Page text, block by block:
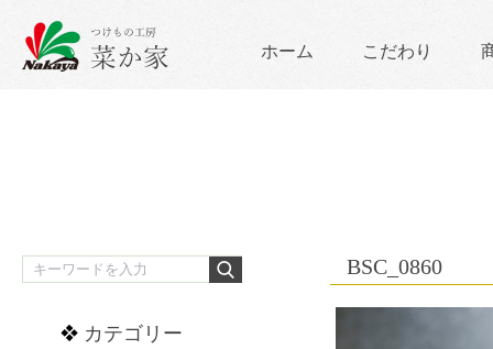
ホーム こだわり
BSC_0860
カテゴリー